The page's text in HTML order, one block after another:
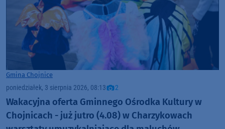
Gmina Chojnice
poniedziałek, 3 sierpnia 2026, 08:13 2
Wakacyjna oferta Gminnego Ośrodka Kultury w
Chojnicach - już jutro (4.08) w Charzykowach